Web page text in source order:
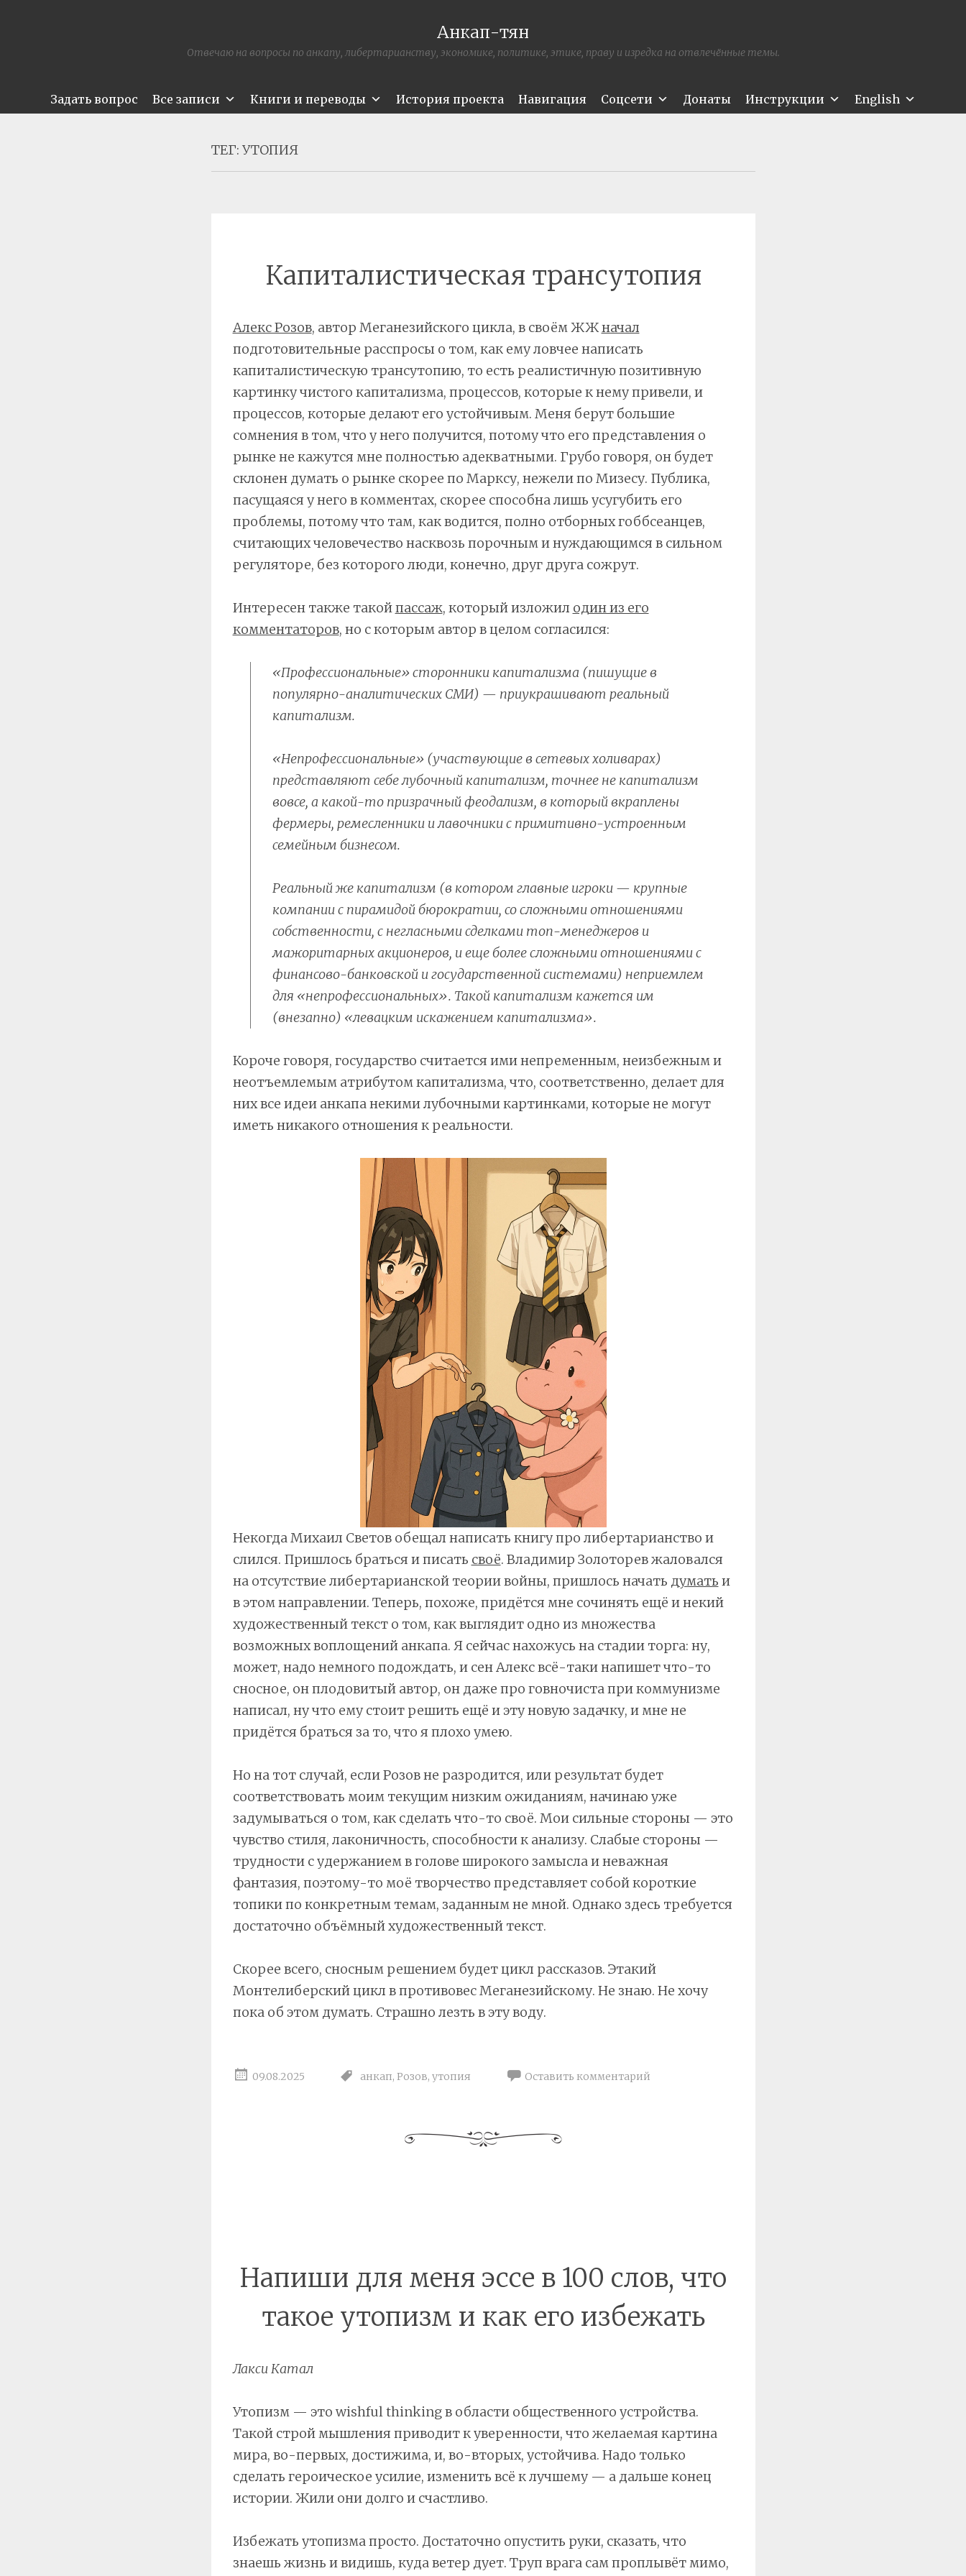
Анкап-тян
Отвечаю на вопросы по анкапу, либертарианству, экономике, политике, этике, праву и изредка на отвлечённые темы.
Задать вопрос Все записи Книги и переводы История проекта Навигация Соцсети Донаты Инструкции English
ТЕГ: УТОПИЯ
Капиталистическая трансутопия
Алекс Розов, автор Меганезийского цикла, в своём ЖЖначал
подготовительные расспросы о том, как ему ловчее написать
капиталистическую трансутопию, то есть реалистичную позитивную
картинку чистого капитализма, процессов, которые к нему привели, и
процессов, которые делают его устойчивым. Меня берут большие
сомнения в том, что у него получится, потому что его представления о
рынке не кажутся мне полностью адекватными. Грубо говоря, он будет
склонен думать о рынке скорее по Марксу, нежели по Мизесу. Публика,
пасущаяся у него в комментах, скорее способна лишь усугубить его
проблемы, потому что там, как водится, полно отборных гоббсеанцев,
считающих человечество насквозь порочным и нуждающимся в сильном
регуляторе, без которого люди, конечно, друг друга сожрут.
Интересен также такойпассаж, который изложил один из его
комментаторов, но с которым автор в целом согласился:
«Профессиональные» сторонники капитализма (пишущие в
популярно-аналитических СМИ) — приукрашивают реальный
капитализм.
«Непрофессиональные» (участвующие в сетевых холиварах)
представляют себе лубочный капитализм, точнее не капитализм
вовсе, а какой-то призрачный феодализм, в который вкраплены
фермеры, ремесленники и лавочники с примитивно-устроенным
семейным бизнесом.
Реальный же капитализм (в котором главные игроки — крупные
компании с пирамидой бюрократии, со сложными отношениями
собственности, с негласными сделками топ-менеджеров и
мажоритарных акционеров, и еще более сложными отношениями с
финансово-банковской и государственной системами) неприемлем
для «непрофессиональных». Такой капитализм кажется им
(внезапно) «левацким искажением капитализма».
Короче говоря, государство считается ими непременным, неизбежным и
неотъемлемым атрибутом капитализма, что, соответственно, делает для
них все идеи анкапа некими лубочными картинками, которые не могут
иметь никакого отношения к реальности.
Некогда Михаил Светов обещал написать книгу про либертарианство и
слился. Пришлось браться и писать своё. Владимир Золоторев жаловался
на отсутствие либертарианской теории войны, пришлось начать думать и
в этом направлении. Теперь, похоже, придётся мне сочинять ещё и некий
художественный текст о том, как выглядит одно из множества
возможных воплощений анкапа. Я сейчас нахожусь на стадии торга: ну,
может, надо немного подождать, и сен Алекс всё-таки напишет что-то
сносное, он плодовитый автор, он даже про говночиста при коммунизме
написал, ну что ему стоит решить ещё и эту новую задачку, и мне не
придётся браться за то, что я плохо умею.
Но на тот случай, если Розов не разродится, или результат будет
соответствовать моим текущим низким ожиданиям, начинаю уже
задумываться о том, как сделать что-то своё. Мои сильные стороны — это
чувство стиля, лаконичность, способности к анализу. Слабые стороны —
трудности с удержанием в голове широкого замысла и неважная
фантазия, поэтому-то моё творчество представляет собой короткие
топики по конкретным темам, заданным не мной. Однако здесь требуется
достаточно объёмный художественный текст.
Скорее всего, сносным решением будет цикл рассказов. Этакий
Монтелиберский цикл в противовес Меганезийскому. Не знаю. Не хочу
пока об этом думать. Страшно лезть в эту воду.
09.08.2025 анкап,Розов,утопия Оставить комментарий
Напиши для меня эссе в 100 слов, что
такое утопизм и как его избежать
Лакси Катал
Утопизм — это wishful thinking в области общественного устройства.
Такой строй мышления приводит к уверенности, что желаемая картина
мира, во-первых, достижима, и, во-вторых, устойчива. Надо только
сделать героическое усилие, изменить всё к лучшему — а дальше конец
истории. Жили они долго и счастливо.
Избежать утопизма просто. Достаточно опустить руки, сказать, что
знаешь жизнь и видишь, куда ветер дует. Труп врага сам проплывёт мимо,